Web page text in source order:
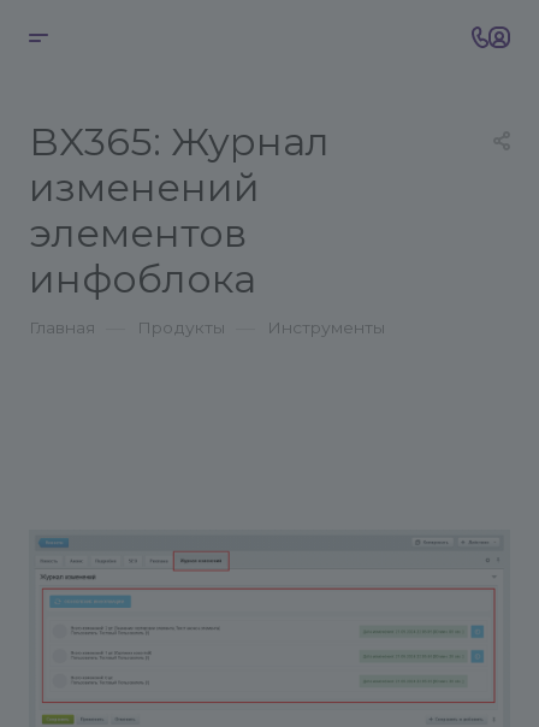
BX365: Журнал
изменений
элементов
инфоблока
Главная Продукты Инструменты